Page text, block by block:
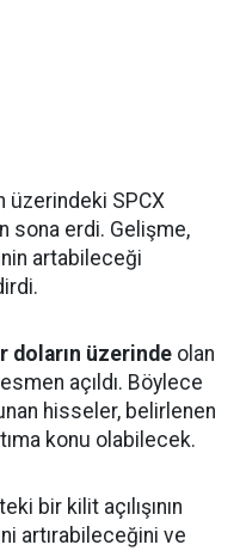
üzerindeki SPCX
sona erdi. Gelişme,
artabileceği
doların üzerinde olan
açıldı. Böylece
hisseler, belirlenen
konu olabilecek.
bir kilit açılışının
artırabileceğini ve